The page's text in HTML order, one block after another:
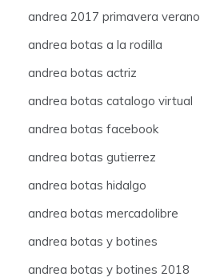
andrea 2017 primavera verano
andrea botas a la rodilla
andrea botas actriz
andrea botas catalogo virtual
andrea botas facebook
andrea botas gutierrez
andrea botas hidalgo
andrea botas mercadolibre
andrea botas y botines
andrea botas y botines 2018